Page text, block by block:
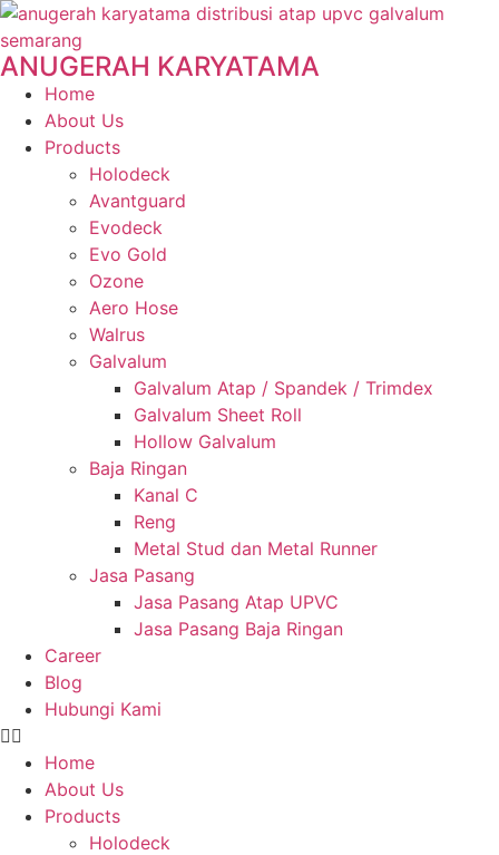
ANUGERAH KARYATAMA
Home
About Us
Products
Holodeck
Avantguard
Evodeck
Evo Gold
Ozone
Aero Hose
Walrus
Galvalum
Galvalum Atap / Spandek / Trimdex
Galvalum Sheet Roll
Hollow Galvalum
Baja Ringan
Kanal C
Reng
Metal Stud dan Metal Runner
Jasa Pasang
Jasa Pasang Atap UPVC
Jasa Pasang Baja Ringan
Career
Blog
Hubungi Kami
Home
About Us
Products
Holodeck